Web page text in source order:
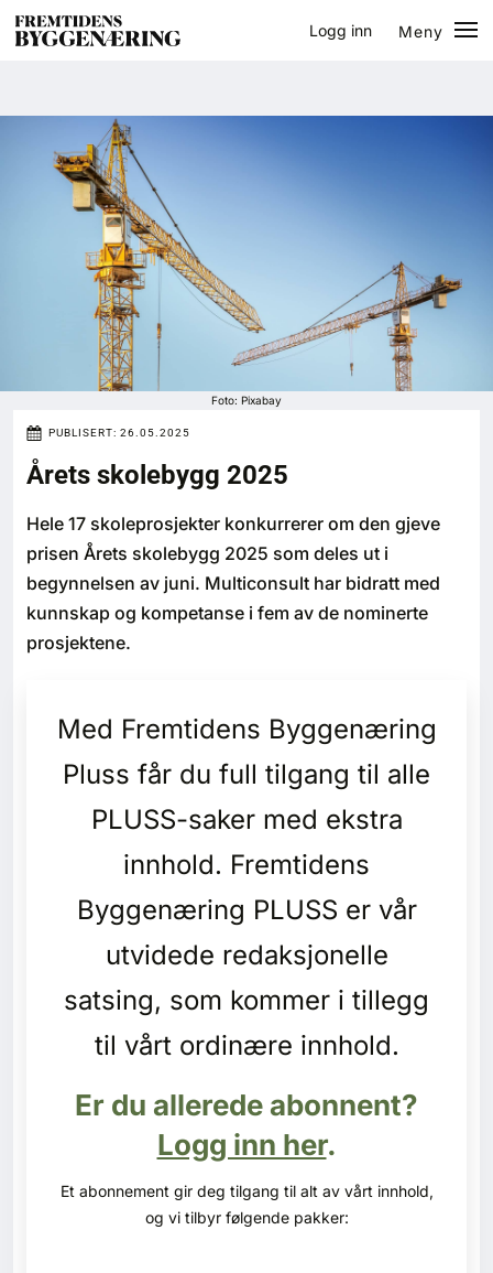
Logg inn
Meny
Eventer
Prosjekter
Bygg-guiden
Bygg
Arkitektur
Bærekraft
Digitalisering
Eiendom
Tips redaksjonen
Annonsering
Abonnere magasin
Abonnement Pluss
Kontakt oss
Foto: Pixabay
PUBLISERT: 26.05.2025
Årets skolebygg 2025
Hele 17 skoleprosjekter konkurrerer om den gjeve
prisen Årets skolebygg 2025 som deles ut i
begynnelsen av juni. Multiconsult har bidratt med
kunnskap og kompetanse i fem av de nominerte
prosjektene.
Med Fremtidens Byggenæring
Pluss får du full tilgang til alle
PLUSS-saker med ekstra
innhold. Fremtidens
Byggenæring PLUSS er vår
utvidede redaksjonelle
satsing, som kommer i tillegg
til vårt ordinære innhold.
Er du allerede abonnent?
Logg inn her.
Et abonnement gir deg tilgang til alt av vårt innhold,
og vi tilbyr følgende pakker: